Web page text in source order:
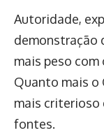
Autoridade,
demonstração
mais peso
Quanto mais o
mais criterioso
fontes.